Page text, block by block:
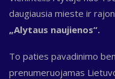
daugiausia mieste ir
„Alytaus naujienos“.
To paties pavadinimo
prenumeruojamas